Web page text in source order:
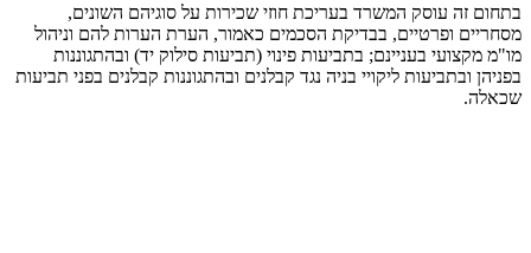
בתחום זה עוסק המשרד בעריכת חוזי שכירות על סוגיהם השונים,
מסחריים ופרטיים, בבדיקת הסכמים כאמור, הערת הערות להם וניהול
מו"מ מקצועי בעניינם; בתביעות פינוי (תביעות סילוק יד) ובהתגוננות
בפניהן ובתביעות ליקויי בניה נגד קבלנים ובהתגוננות קבלנים בפני תביעות
שכאלה.